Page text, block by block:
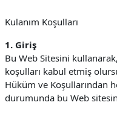
Kulanım Koşulları
1. Giriş
Bu Web Sitesini
koşulları kabul etmiş
Hüküm ve Koşullarından
durumunda bu Web